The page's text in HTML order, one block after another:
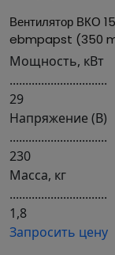
Вентилятор ВКО
ebmpapst (350
Мощность, кВт
...............................
29
Напряжение (В)
...............................
230
Масса, кг
...............................
1,8
Запросить цену